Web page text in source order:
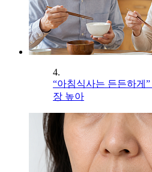
4.
“아침식사는 든든하게
장 높아